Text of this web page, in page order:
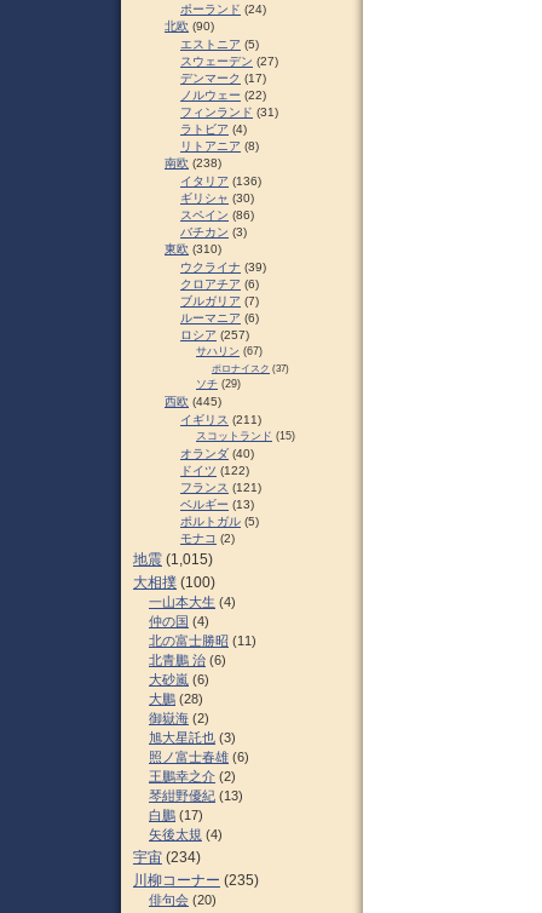
ポーランド (24)
北欧 (90)
エストニア (5)
スウェーデン (27)
デンマーク (17)
ノルウェー (22)
フィンランド (31)
ラトビア (4)
リトアニア (8)
南欧 (238)
イタリア (136)
ギリシャ (30)
スペイン (86)
バチカン (3)
東欧 (310)
ウクライナ (39)
クロアチア (6)
ブルガリア (7)
ルーマニア (6)
ロシア (257)
サハリン (67)
ポロナイスク (37)
ソチ (29)
西欧 (445)
イギリス (211)
スコットランド (15)
オランダ (40)
ドイツ (122)
フランス (121)
ベルギー (13)
ポルトガル (5)
モナコ (2)
地震 (1,015)
大相撲 (100)
一山本大生 (4)
仲の国 (4)
北の富士勝昭 (11)
北青鵬 治 (6)
大砂嵐 (6)
大鵬 (28)
御嶽海 (2)
旭大星託也 (3)
照ノ富士春雄 (6)
王鵬幸之介 (2)
琴紺野優紀 (13)
白鵬 (17)
矢後太規 (4)
宇宙 (234)
川柳コーナー (235)
俳句会 (20)